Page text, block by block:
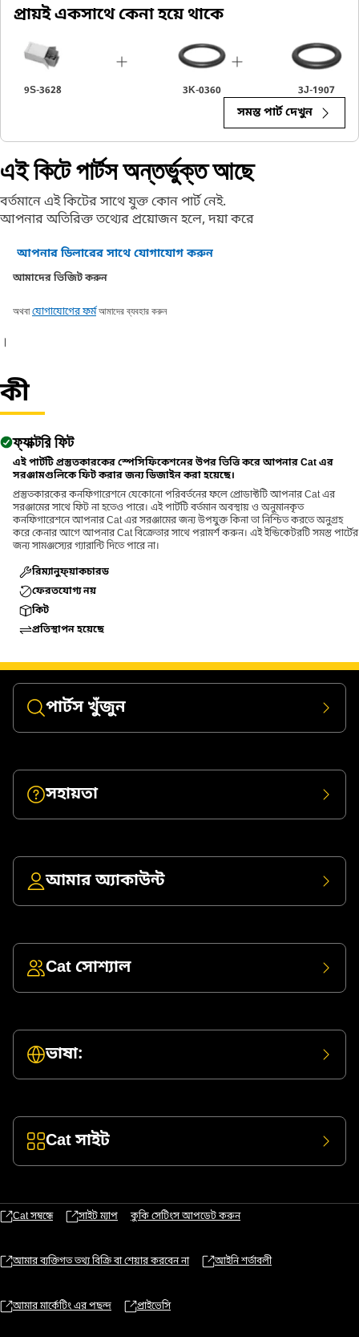
প্রায়ই একসাথে কেনা হয়ে থাকে
9S-3628 3K-0360 3J-1907
সমস্ত পার্ট দেখুন
এই কিটে পার্টস অন্তর্ভুক্ত আছে
বর্তমানে এই কিটের সাথে যুক্ত কোন পার্ট নেই.
আপনার অতিরিক্ত তথ্যের প্রয়োজন হলে, দয়া করে
আপনার ডিলারের সাথে যোগাযোগ করুন
আমাদের ভিজিট করুন
অথবাযোগাযোগের ফর্মআমাদের ব্যবহার করুন
।
কী
ফ্যাক্টরি ফিট
এই পার্টটি প্রস্তুতকারকের স্পেসিফিকেশনের উপর ভিত্তি করে আপনার Cat এর
সরঞ্জামগুলিকে ফিট করার জন্য ডিজাইন করা হয়েছে।
প্রস্তুতকারকের কনফিগারেশনে যেকোনো পরিবর্তনের ফলে প্রোডাক্টটি আপনার Cat এর
সরঞ্জামের সাথে ফিট না হতেও পারে। এই পার্টটি বর্তমান অবস্থায় ও অনুমানকৃত
কনফিগারেশনে আপনার Cat এর সরঞ্জামের জন্য উপযুক্ত কিনা তা নিশ্চিত করতে অনুগ্রহ
করে কেনার আগে আপনার Cat বিক্রেতার সাথে পরামর্শ করুন। এই ইন্ডিকেটরটি সমস্ত পার্টের
জন্য সামঞ্জস্যের গ্যারান্টি দিতে পারে না।
রিম্যানুফ্য়াকচারড
ফেরতযোগ্য নয়
কিট
প্রতিস্থাপন হয়েছে
পার্টস খুঁজুন
সহায়তা
আমার অ্যাকাউন্ট
Cat সোশ্যাল
ভাষা:
Cat সাইট
Cat সম্বন্ধে সাইট ম্যাপ কুকি সেটিংস আপডেট করুন
আমার ব্যক্তিগত তথ্য বিক্রি বা শেয়ার করবেন না আইনি শর্তাবলী
আমার মার্কেটিং এর পছন্দ প্রাইভেসি